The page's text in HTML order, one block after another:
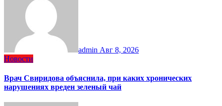
admin Авг 8, 2026
Новости
Врач Свиридова объяснила, при каких хронических
нарушениях вреден зеленый чай